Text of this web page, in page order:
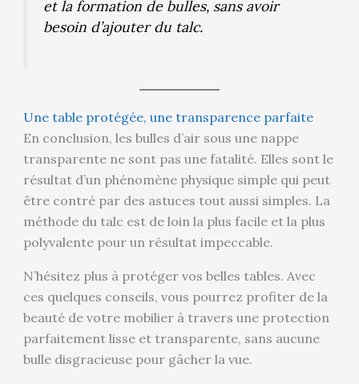
et la formation de bulles, sans avoir
besoin d’ajouter du talc.
Une table protégée, une transparence parfaite
En conclusion, les bulles d’air sous une nappe
transparente ne sont pas une fatalité. Elles sont le
résultat d’un phénomène physique simple qui peut
être contré par des astuces tout aussi simples. La
méthode du talc est de loin la plus facile et la plus
polyvalente pour un résultat impeccable.
N’hésitez plus à protéger vos belles tables. Avec
ces quelques conseils, vous pourrez profiter de la
beauté de votre mobilier à travers une protection
parfaitement lisse et transparente, sans aucune
bulle disgracieuse pour gâcher la vue.